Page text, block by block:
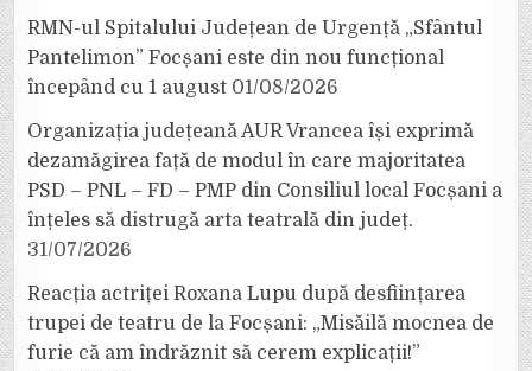
RMN-ul Spitalului Județean de Urgență „Sfântul
Pantelimon” Focșani este din nou funcțional
începând cu 1 august 01/08/2026
Organizația județeană AUR Vrancea își exprimă
dezamăgirea față de modul în care majoritatea
PSD – PNL – FD – PMP din Consiliul local Focșani a
înțeles să distrugă arta teatrală din județ.
31/07/2026
Reacția actriței Roxana Lupu după desființarea
trupei de teatru de la Focșani: „Misăilă mocnea de
furie că am îndrăznit să cerem explicații!”